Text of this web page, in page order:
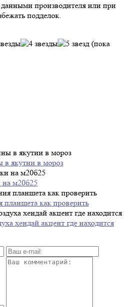
производителя или при
подделок.
(пока
в якутии в мороз
на м20б25
планшета как проверить
хендай акцент где находится